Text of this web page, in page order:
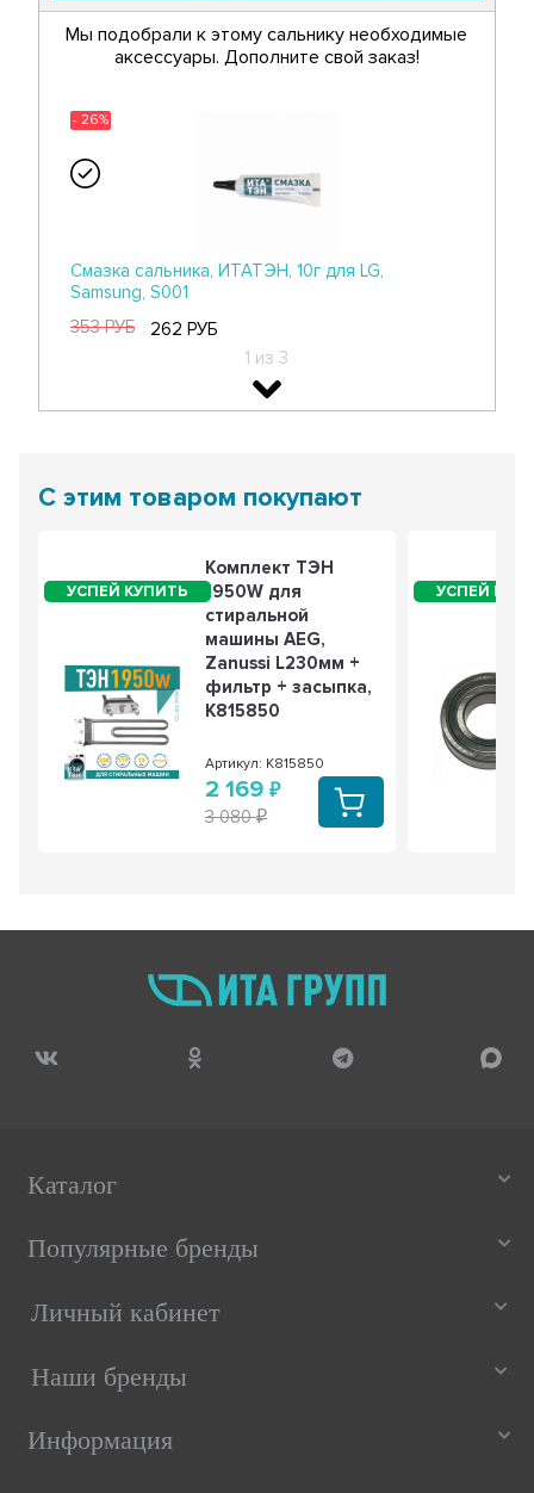
Мы подобрали к этому сальнику необходимые
аксессуары. Дополните свой заказ!
- 26%
Смазка сальника, ИТАТЭН, 10г для LG,
Samsung, S001
353 РУБ
262 РУБ
1 из 3
754 РУБ
561 РУБ
2 из 3
Смазка сальника SKL 50г (SLB905UN), LG,
Samsung, Ariston, Bosch, cod905
С этим товаром покупают
Комплект ТЭН
1950W для
стиральной
машины AEG,
Zanussi L230мм +
фильтр + засыпка,
K815850
Артикул: K815850
2 169
3 080
Каталог
Популярные бренды
Личный кабинет
Наши бренды
Информация